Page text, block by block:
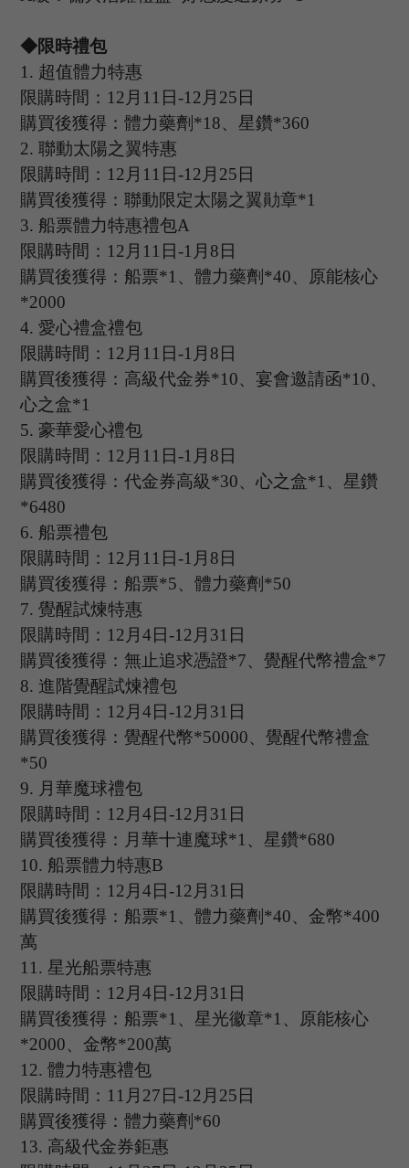
◆限時禮包
1. 超值體力特惠
限購時間： 12月 11 日-12月 25 日
購買後獲得：體力藥劑 *18、星鑽*360
2. 聯動太陽之翼特惠
限購時間： 12月 11 日-12月 25 日
購買後獲得：聯動限定太陽之翼勛章*1
3. 船票體力特惠禮包A
限購時間： 12月 11 日-1 月 8 日
購買後獲得：船票*1、體力藥劑*40、原能核心
*2000
4. 愛心禮盒禮包
限購時間： 12月 11 日-1 月 8 日
購買後獲得：高級代金券*10、宴會邀請函*10、
心之盒*1
5. 豪華愛心禮包
限購時間： 12月 11 日-1 月 8 日
購買後獲得：代金券高級*30、心之盒*1、星鑽
*6480
6. 船票禮包
限購時間： 12月 11 日-1 月 8 日
購買後獲得：船票*5、體力藥劑*50
7. 覺醒試煉特惠
限購時間： 12月4 日-12月 31 日
購買後獲得：無止追求憑證*7、覺醒代幣禮盒*7
8. 進階覺醒試煉禮包
限購時間： 12月4 日-12月 31 日
購買後獲得：覺醒代幣*50000、覺醒代幣禮盒
*50
9. 月華魔球禮包
限購時間： 12月4 日-12月 31 日
購買後獲得：月華十連魔球*1、星鑽*680
10. 船票體力特惠B
限購時間： 12月4 日-12月 31 日
購買後獲得：船票*1、體力藥劑*40、金幣*400
萬
11. 星光船票特惠
限購時間： 12月4 日-12月 31 日
購買後獲得：船票*1、星光徽章*1、原能核心
*2000、金幣*200萬
12. 體力特惠禮包
限購時間： 11 月 27 日-12月 25 日
購買後獲得：體力藥劑 *60
13. 高級代金券鉅惠